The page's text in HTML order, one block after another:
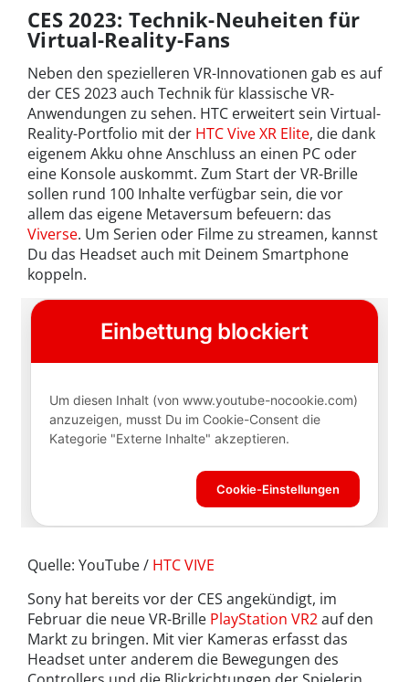
CES 2023: Technik-Neuheiten für
Virtual-Reality-Fans
Neben den spezielleren VR-Innovationen gab es auf
der CES 2023 auch Technik für klassische VR-
Anwendungen zu sehen. HTC erweitert sein Virtual-
Reality-Portfolio mit der HTC Vive XR Elite, die dank
eigenem Akku ohne Anschluss an einen PC oder
eine Konsole auskommt. Zum Start der VR-Brille
sollen rund 100 Inhalte verfügbar sein, die vor
allem das eigene Metaversum befeuern: das
Viverse. Um Serien oder Filme zu streamen, kannst
Du das Headset auch mit Deinem Smartphone
koppeln.
Quelle: YouTube / HTC VIVE
Sony hat bereits vor der CES angekündigt, im
Februar die neue VR-Brille PlayStation VR2auf den
Markt zu bringen. Mit vier Kameras erfasst das
Headset unter anderem die Bewegungen des